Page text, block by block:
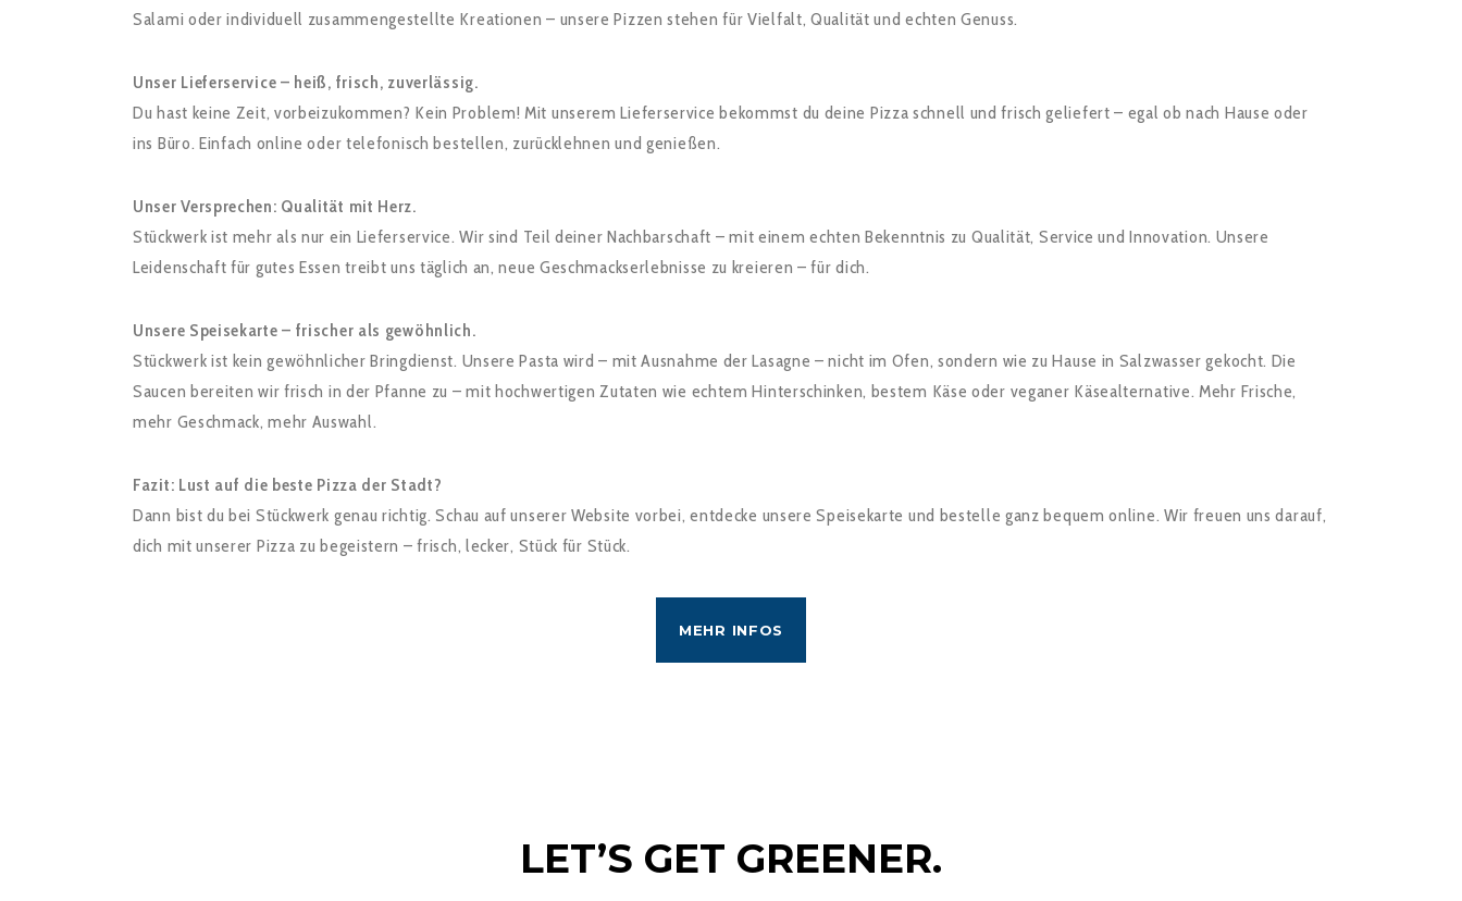
Salami oder individuell zusammengestellte Kreationen – unsere Pizzen stehen für Vielfalt, Qualität und echten Genuss.
Unser Lieferservice – heiß, frisch, zuverlässig.
Du hast keine Zeit, vorbeizukommen? Kein Problem! Mit unserem Lieferservice bekommst du deine Pizza schnell und frisch geliefert – egal ob nach Hause oder
ins Büro. Einfach online oder telefonisch bestellen, zurücklehnen und genießen.
Unser Versprechen: Qualität mit Herz.
Stückwerk ist mehr als nur ein Lieferservice. Wir sind Teil deiner Nachbarschaft – mit einem echten Bekenntnis zu Qualität, Service und Innovation. Unsere
Leidenschaft für gutes Essen treibt uns täglich an, neue Geschmackserlebnisse zu kreieren – für dich.
Unsere Speisekarte – frischer als gewöhnlich.
Stückwerk ist kein gewöhnlicher Bringdienst. Unsere Pasta wird – mit Ausnahme der Lasagne – nicht im Ofen, sondern wie zu Hause in Salzwasser gekocht. Die
Saucen bereiten wir frisch in der Pfanne zu – mit hochwertigen Zutaten wie echtem Hinterschinken, bestem Käse oder veganer Käsealternative. Mehr Frische,
mehr Geschmack, mehr Auswahl.
Fazit: Lust auf die beste Pizza der Stadt?
Dann bist du bei Stückwerk genau richtig. Schau auf unserer Website vorbei, entdecke unsere Speisekarte und bestelle ganz bequem online. Wir freuen uns darauf,
dich mit unserer Pizza zu begeistern – frisch, lecker, Stück für Stück.
MEHR INFOS
LET’S GET GREENER.